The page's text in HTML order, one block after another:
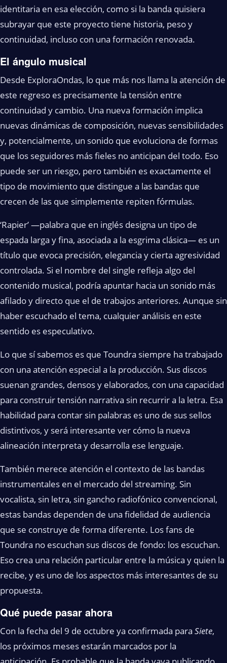
identitaria en esa elección, como si la banda quisiera
subrayar que este proyecto tiene historia, peso y
continuidad, incluso con una formación renovada.
El ángulo musical
Desde ExploraOndas, lo que más nos llama la atención de
este regreso es precisamente la tensión entre
continuidad y cambio. Una nueva formación implica
nuevas dinámicas de composición, nuevas sensibilidades
y, potencialmente, un sonido que evoluciona de formas
que los seguidores más fieles no anticipan del todo. Eso
puede ser un riesgo, pero también es exactamente el
tipo de movimiento que distingue a las bandas que
crecen de las que simplemente repiten fórmulas.
‘Rapier’ —palabra que en inglés designa un tipo de
espada larga y fina, asociada a la esgrima clásica— es un
título que evoca precisión, elegancia y cierta agresividad
controlada. Si el nombre del single refleja algo del
contenido musical, podría apuntar hacia un sonido más
afilado y directo que el de trabajos anteriores. Aunque sin
haber escuchado el tema, cualquier análisis en este
sentido es especulativo.
Lo que sí sabemos es que Toundra siempre ha trabajado
con una atención especial a la producción. Sus discos
suenan grandes, densos y elaborados, con una capacidad
para construir tensión narrativa sin recurrir a la letra. Esa
habilidad para contar sin palabras es uno de sus sellos
distintivos, y será interesante ver cómo la nueva
alineación interpreta y desarrolla ese lenguaje.
También merece atención el contexto de las bandas
instrumentales en el mercado del streaming. Sin
vocalista, sin letra, sin gancho radiofónico convencional,
estas bandas dependen de una fidelidad de audiencia
que se construye de forma diferente. Los fans de
Toundra no escuchan sus discos de fondo: los escuchan.
Eso crea una relación particular entre la música y quien la
recibe, y es uno de los aspectos más interesantes de su
propuesta.
Qué puede pasar ahora
Con la fecha del 9 de octubre ya confirmada para Siete,
los próximos meses estarán marcados por la